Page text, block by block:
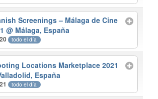
Screenings – Málaga de Cine
@ Málaga, España
todo el día
Locations Marketplace 2021
España
todo el día